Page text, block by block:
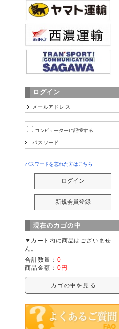
ログイン
メールアドレス
コンピューターに記憶する
パスワード
パスワードを忘れた方はこちら
現在のカゴの中
▼カート内に商品はございませ
ん。
合計数量： 0
商品金額： 0円
カゴの中を見る